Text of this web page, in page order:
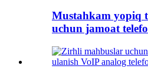
Mustahkam yopiq
uchun jamoat